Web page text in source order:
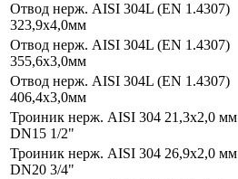
Отвод нерж. AISI 304L (EN 1.4307)
323,9x4,0мм
Отвод нерж. AISI 304L (EN 1.4307)
355,6x3,0мм
Отвод нерж. AISI 304L (EN 1.4307)
406,4x3,0мм
Троиник нерж. AISI 304 21,3х2,0 мм
DN15 1/2"
Троиник нерж. AISI 304 26,9х2,0 мм
DN20 3/4"